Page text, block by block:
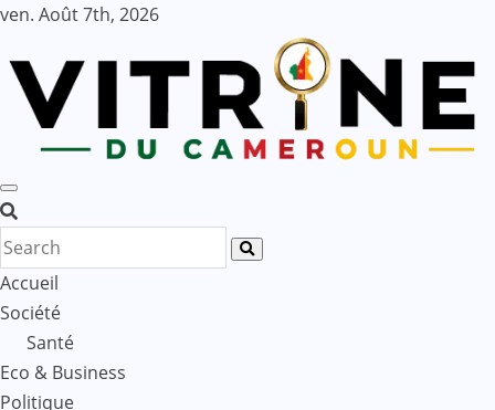
Skip
content
ven. Août 7th, 2026
Accueil
Société
Santé
Eco & Business
Politique